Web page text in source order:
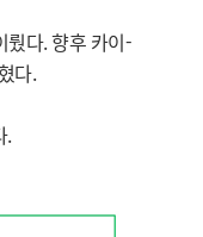
뤘다. 향후 카이-
다.
.